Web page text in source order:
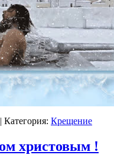
| Категория: Крещение
христовым !